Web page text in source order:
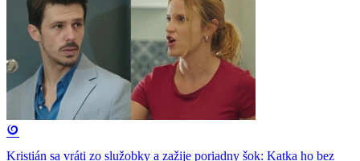
Kristián sa vráti zo služobky a zažije poriadny šok: Katka ho bez